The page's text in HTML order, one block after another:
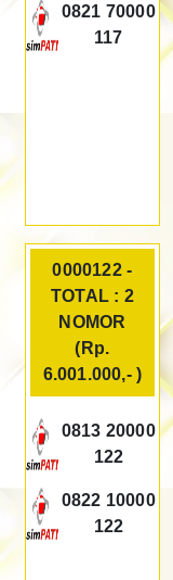
0821 70000
117
0000122 -
TOTAL : 2
NOMOR
(Rp.
6.001.000,- )
0813 20000
122
0822 10000
122